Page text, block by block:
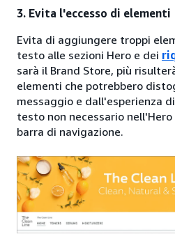
3. Evita l'eccesso di elementi
Evita di aggiungere troppi
testo alle sezioni Hero e dei
sarà il Brand Store, più
elementi che potrebbero
messaggio e dall'esperienza
testo non necessario
barra di navigazione.